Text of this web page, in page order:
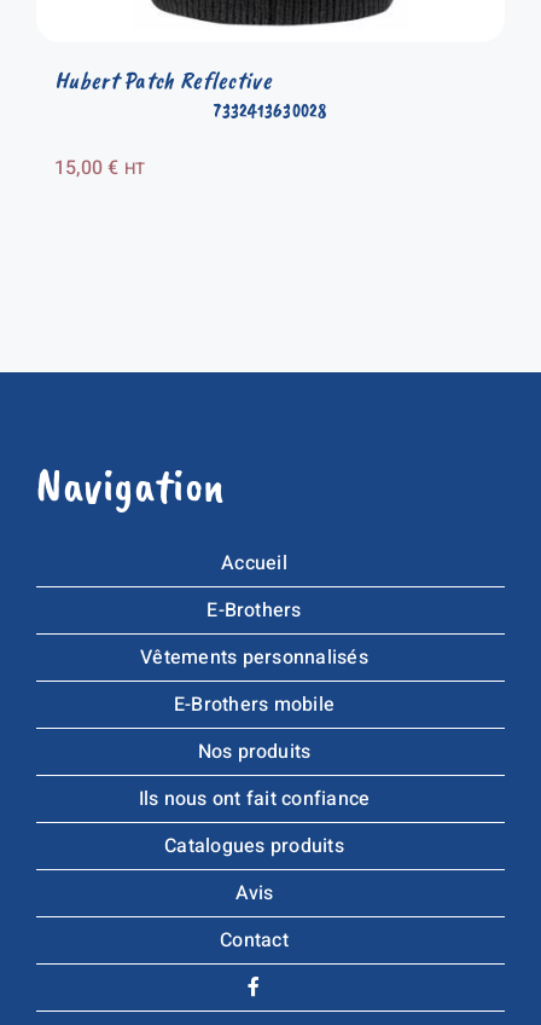
7332413630028
Hubert Patch Reflective
15,00€ HT
Navigation
Accueil
E-Brothers
Vêtements personnalisés
E-Brothers mobile
Nos produits
Ils nous ont fait confiance
Catalogues produits
Avis
Contact